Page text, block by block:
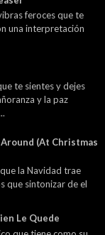
feroces que te
una interpretación
te sientes y dejes
y la paz
(At Christmas
la Navidad trae
que sintonizar de el
Le Quede